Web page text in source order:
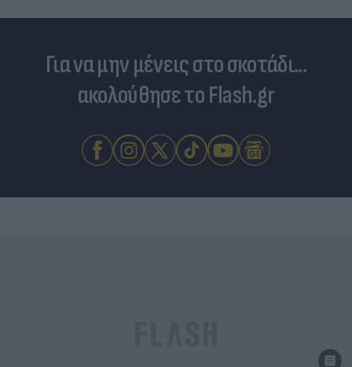
Για να μην μένεις στο σκοτάδι...
ακολούθησε το Flash.gr